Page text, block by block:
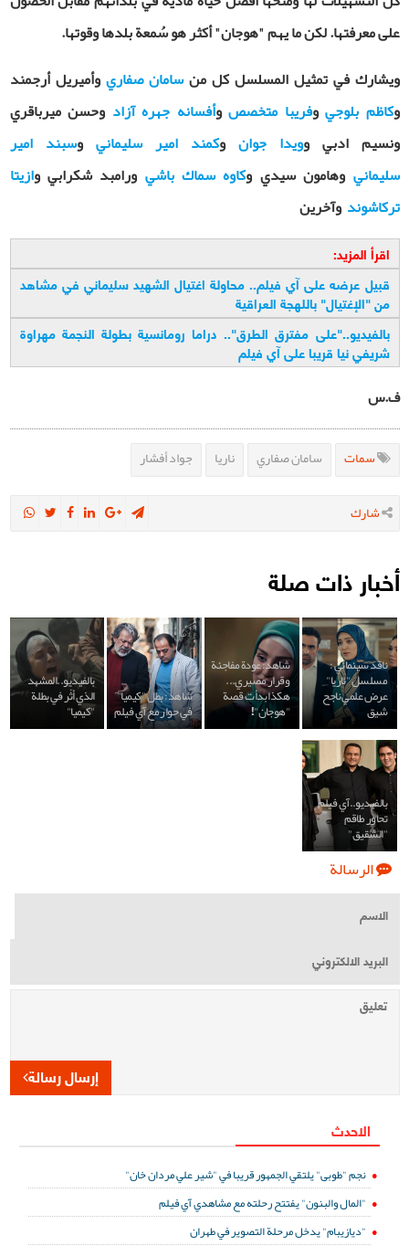
على معرفتها. لكن ما يهم "هوجان" أكثر هو سُمعة بلدها وقوتها.
ويشارك في تمثيل المسلسل كل من سامان صفاري وأميريل أرجمند
وكاظم بلوجي وفريبا متخصص وأفسانه جهره آزاد وحسن ميرباقري
ونسيم ادبي وويدا جوان وكمند امير سليماني وسبند امير
سليماني وهامون سيدي وكاوه سماك باشي ورامبد شكرابي وازيتا
تركاشوند وآخرين
اقرأ المزيد:
قبيل عرضه على آي فيلم.. محاولة اغتيال الشهيد سليماني في مشاهد
من "الإغتيال" باللهجة العراقية
بالفيديو.."على مفترق الطرق".. دراما رومانسية بطولة النجمة مهراوة
شريفي نيا قريبا على آي فيلم
ف.س
سمات سامان صفاري ناريا جواد أفشار
شارك
أخبار ذات صلة
ناقد سينمائي :
مسلسل "ناريا"
عرض علمي ناجح
شيق
شاهد: عودة مفاجئة
وقرار مصيري...
هكذا بدأت قصة
"هوجان"!
شاهد: بطل "كيميا"
في حوار مع آي فيلم
بالفيديو..المشهد
الذي أثّر في بطلة
"كيميا"
بالفيديو..آي فيلم
تحاور طاقم
"الشقيق"
الرسالة
إرسال رسالة
الاحدث
نجم "طوبى" يلتقي الجمهور قريبا في "شير علي مردان خان"
"المال والبنون" يفتتح رحلته مع مشاهدي آي فيلم
"ديازيبام" يدخل مرحلة التصوير في طهران